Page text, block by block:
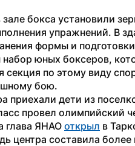
бокса установили
упражнений. В
формы и
набор юных боксеров,
секция по этому виду
бою.
приехали дети из
провел олимпийский
глава ЯНАО открыл в
центра составила